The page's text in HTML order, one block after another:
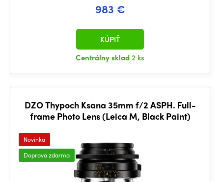
983 €
Centrálny sklad2 ks
KÚPIŤ
DZO Thypoch Ksana 35mm f/2 ASPH. Full-
frame Photo Lens (Leica M, Black Paint)
Novinka
Doprava zdarma